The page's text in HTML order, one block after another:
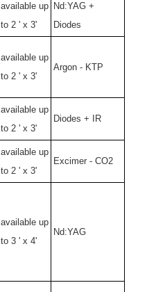
available up
to 2 ' x 3'
Nd:YAG +
Diodes
available up
to 2 ' x 3'
Argon - KTP
available up
to 2 ' x 3'
Diodes + IR
available up
to 2 ' x 3'
Excimer - CO2
available up
to 3 ' x 4'
Nd:YAG